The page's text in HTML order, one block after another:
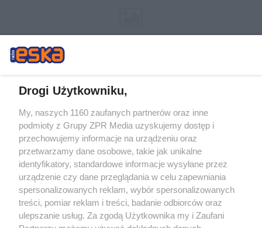
Żaden utwór zamieszczony w serwisie nie może być powielany i
rozpowszechniany lub dalej rozpowszechniany w jakikolwiek sposób (w
tym także elektroniczny lub mechaniczny) na jakimkolwiek polu
eksploatacji w jakiejkolwiek formie, włącznie z umieszczaniem w Internecie
bez pisemnej zgody właściciela praw. Jakiekolwiek użycie lub
wykorzystanie utworów w całości lub w części z naruszeniem prawa, tzn.
bez właściwej zgody, jest zabronione pod groźbą kary i może być ścigane
prawnie.
Drogi Użytkowniku,
My, naszych 1160 zaufanych partnerów oraz inne
podmioty z Grupy ZPR Media uzyskujemy dostęp i
przechowujemy informacje na urządzeniu oraz
przetwarzamy dane osobowe, takie jak unikalne
identyfikatory, standardowe informacje wysyłane przez
urządzenie czy dane przeglądania w celu zapewniania
spersonalizowanych reklam, wybór spersonalizowanych
treści, pomiar reklam i treści, badanie odbiorców oraz
ulepszanie usług. Za zgodą Użytkownika my i Zaufani